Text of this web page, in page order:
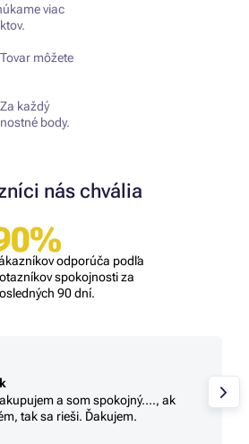
viac
Tovar môžete
Za každý
body.
nás chvália
odporúča podľa
spokojnosti za
90 dní.
a som spokojný...., ak
tak sa rieši. Ďakujem.